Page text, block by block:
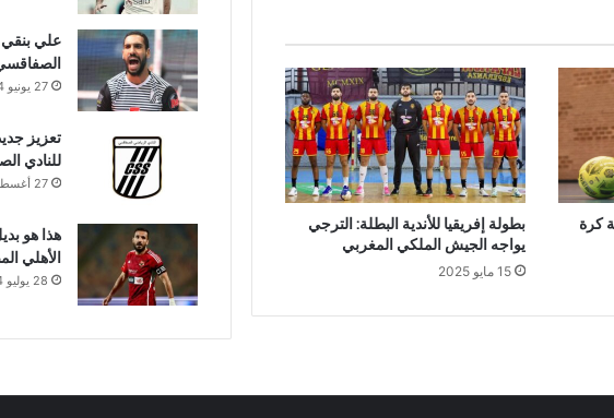
كرة
بطولة إفريقيا للأندية البطلة: الترجي
يواجه الجيش الملكي المغربي
15 مايو 2025
علي بنقي
27 يونيو 2024
تعزيز
للنادي
27 أغسطس 2024
هذا هو
الأهلي
28 يوليو 2024